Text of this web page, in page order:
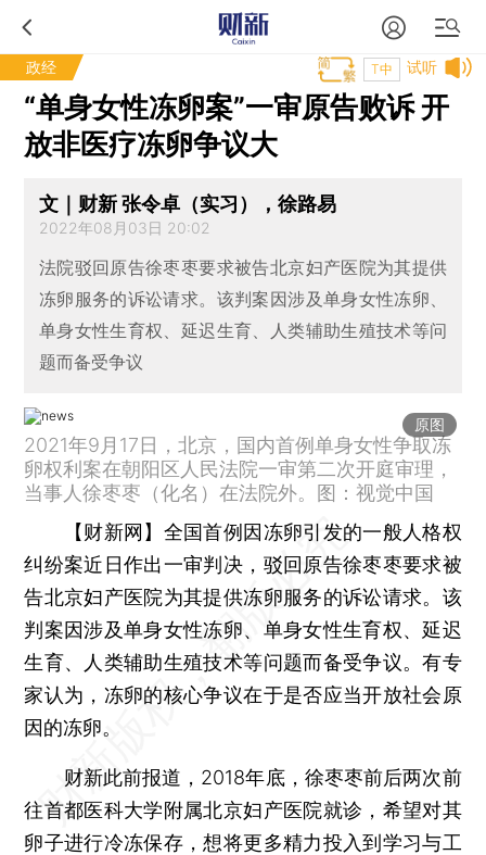
政经 试听
T中
“单身女性冻卵案”一审原告败诉 开
放非医疗冻卵争议大
文｜财新 张令卓（实习），徐路易
2022年08月03日 20:02
法院驳回原告徐枣枣要求被告北京妇产医院为其提供
冻卵服务的诉讼请求。该判案因涉及单身女性冻卵、
单身女性生育权、延迟生育、人类辅助生殖技术等问
题而备受争议
原图
2021年9月17日，北京，国内首例单身女性争取冻
卵权利案在朝阳区人民法院一审第二次开庭审理，
当事人徐枣枣（化名）在法院外。图：视觉中国
【财新网】 全国首例因冻卵引发的一般人格权
纠纷案近日作出一审判决，驳回原告徐枣枣要求被
告北京妇产医院为其提供冻卵服务的诉讼请求。该
判案因涉及单身女性冻卵、单身女性生育权、延迟
生育、人类辅助生殖技术等问题而备受争议。有专
家认为，冻卵的核心争议在于是否应当开放社会原
因的冻卵。
财新此前报道，2018年底，徐枣枣前后两次前
往首都医科大学附属北京妇产医院就诊，希望对其
卵子进行冷冻保存，想将更多精力投入到学习与工